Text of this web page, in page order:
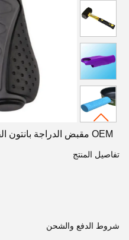
OEM مقبض الدراجة بانتون القبضات سيليكون المطاط التغطيه
تفاصيل المنتج
شروط الدفع والشحن